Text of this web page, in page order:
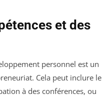
et des
personnel est un
Cela peut inclure le
à des conférences, ou